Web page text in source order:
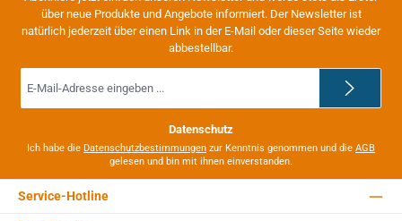
über neue Produkte und Angebote informiert. Der Newsletter ist
natürlich jederzeit über einen Link in der E-Mail oder dieser Seite wieder
abbestellbar.
Mail-
Datenschutz
Ich habe die Datenschutzbestimmungen zur Kenntnis genommen und die AGB
gelesen und bin mit ihnen einverstanden.
Service-Hotline